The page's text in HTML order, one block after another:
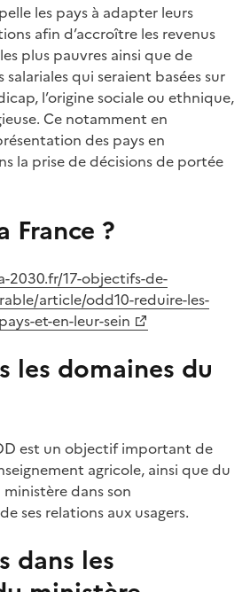
les pays à adapter leurs
afin d’accroître les revenus
plus pauvres ainsi que de
salariales qui seraient basées sur
l’origine sociale ou ethnique,
Ce notamment en
des pays en
la prise de décisions de portée
France ?
2030.fr/17-objectifs-de-
article/odd10-reduire-les-
et-en-leur-sein
les domaines du
est un objectif important de
agricole, ainsi que du
dans son
ses relations aux usagers.
dans les